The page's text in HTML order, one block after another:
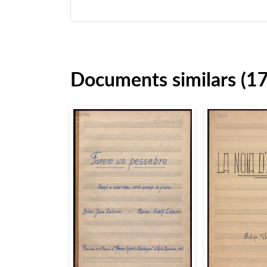
Documents similars